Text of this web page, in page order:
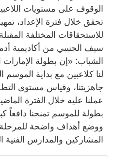
الوقوف على مستويات
تحقق خلال فترة الإعداد،
للاستحقاقات المختلفة
سيف الجنيبي من أكاديمية
الشباب: «إن بطولة
لنا كلاعبين مع بداية الموسم
جاهزيتنا، وقياس مستوى
عملنا عليه خلال الفترة
بطولة للموسم تمنحنا دافعاً
ووضع أهداف واضحة
المشاركين والمدارس الفنية